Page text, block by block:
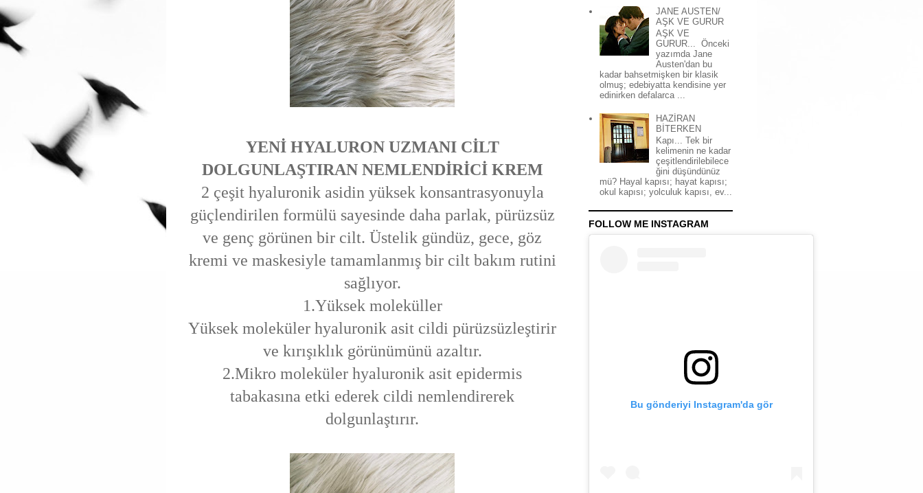
YENİ HYALURON UZMANI CİLT
DOLGUNLAŞTIRAN NEMLENDİRİCİ KREM
2 çeşit hyaluronik asidin yüksek konsantrasyonuyla
güçlendirilen formülü sayesinde daha parlak, pürüzsüz
ve genç görünen bir cilt. Üstelik gündüz, gece, göz
kremi ve maskesiyle tamamlanmış bir cilt bakım rutini
sağlıyor.
1.Yüksek moleküller
Yüksek moleküler hyaluronik asit cildi pürüzsüzleştirir
ve kırışıklık görünümünü azaltır.
2.Mikro moleküler hyaluronik asit epidermis
tabakasına etki ederek cildi nemlendirerek
dolgunlaştırır.
JANE AUSTEN/
AŞK VE GURUR
AŞK VE
GURUR... Önceki
yazımda Jane
Austen'dan bu
kadar bahsetmişken bir klasik
olmuş; edebiyatta kendisine yer
edinirken defalarca ...
HAZİRAN
BİTERKEN
Kapı... Tek bir
kelimenin ne kadar
çeşitlendirilebilece
ğini düşündünüz
mü? Hayal kapısı; hayat kapısı;
okul kapısı; yolculuk kapısı, ev...
FOLLOW ME INSTAGRAM
Bu gönderiyi Instagram'da gör